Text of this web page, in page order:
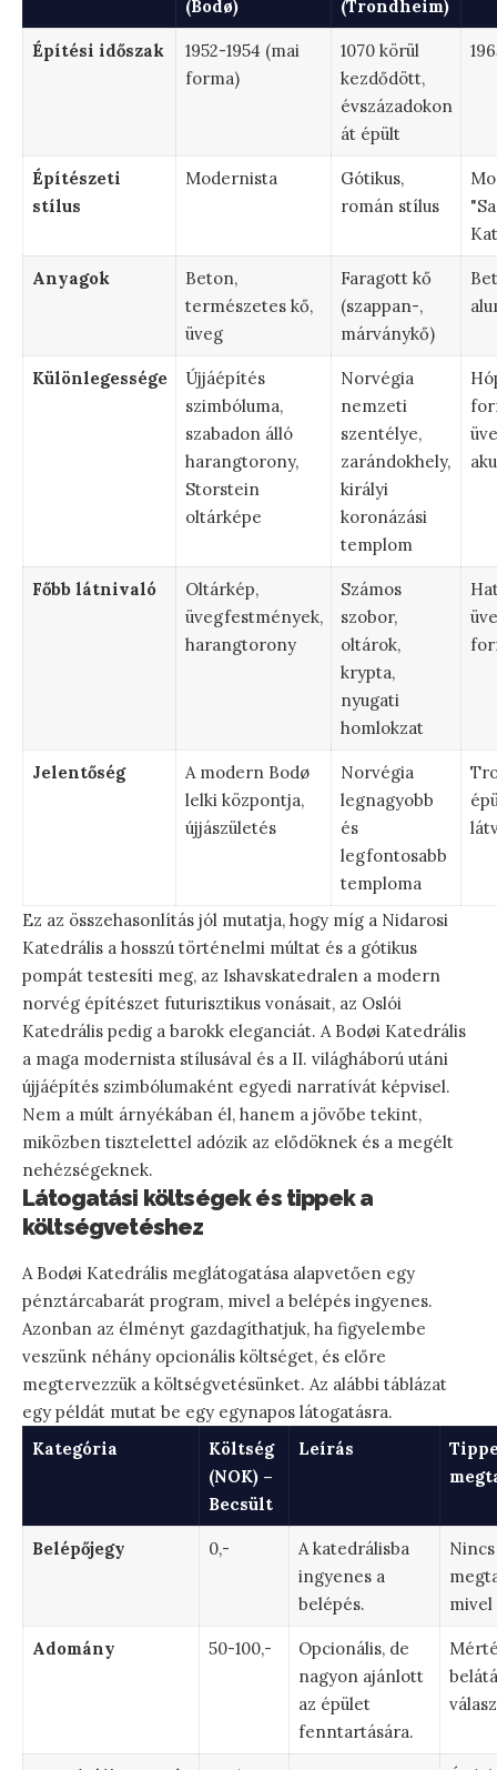
(Bodø)
(Trondheim)
Építési időszak
1952-1954 (mai
forma)
1070 körül
kezdődött,
évszázadokon
át épült
Építészeti
stílus
Modernista
Gótikus,
román stílus
Anyagok
Beton,
természetes kő,
üveg
Faragott kő
(szappan-,
márványkő)
Különlegessége
Újjáépítés
szimbóluma,
szabadon álló
harangtorony,
Storstein
oltárképe
Norvégia
nemzeti
szentélye,
zarándokhely,
királyi
koronázási
templom
Főbb látnivaló
Oltárkép,
üvegfestmények,
harangtorony
Számos
szobor,
oltárok,
krypta,
nyugati
homlokzat
Jelentőség
A modern Bodø
lelki központja,
újjászületés
Norvégia
legnagyobb
és
legfontosabb
temploma
Ez az összehasonlítás jól mutatja, hogy míg a Nidarosi
Katedrális a hosszú történelmi múltat és a gótikus
pompát testesíti meg, az Ishavskatedralen a modern
norvég építészet futurisztikus vonásait, az Oslói
Katedrális pedig a barokk eleganciát. A Bodøi Katedrális
a maga modernista stílusával és a II. világháború utáni
újjáépítés szimbólumaként egyedi narratívát képvisel.
Nem a múlt árnyékában él, hanem a jövőbe tekint,
miközben tisztelettel adózik az elődöknek és a megélt
nehézségeknek.
Látogatási költségek és tippek a
költségvetéshez
A Bodøi Katedrális meglátogatása alapvetően egy
pénztárcabarát program, mivel a belépés ingyenes.
Azonban az élményt gazdagíthatjuk, ha figyelembe
veszünk néhány opcionális költséget, és előre
megtervezzük a költségvetésünket. Az alábbi táblázat
egy példát mutat be egy egynapos látogatásra.
Kategória
Költség
(NOK) –
Becsült
Leírás
Belépőjegy 0,-
A katedrálisba
ingyenes a
belépés.
mivel
Adomány 50-100,-
Opcionális, de
nagyon ajánlott
az épület
fenntartására.